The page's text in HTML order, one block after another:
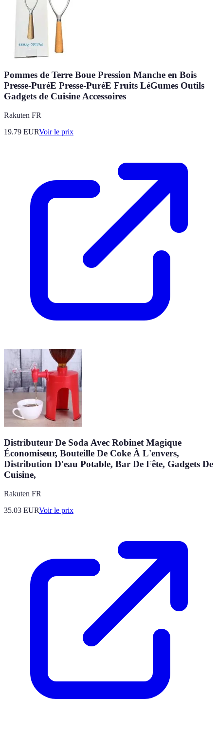
Pommes de Terre Boue Pression Manche en Bois
Presse-PuréE Presse-PuréE Fruits LéGumes Outils
Gadgets de Cuisine Accessoires
Rakuten FR
19.79 EURVoir le prix
Distributeur De Soda Avec Robinet Magique
Économiseur, Bouteille De Coke À L'envers,
Distribution D'eau Potable, Bar De Fête, Gadgets De
Cuisine,
Rakuten FR
35.03 EURVoir le prix